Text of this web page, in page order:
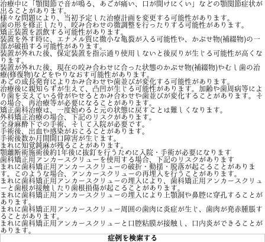
治療中に「顎関節で音が鳴る、あごが痛い、口が開けにくい」などの顎関節症状が
出ることがあります。
様々な問題により、当初予定した治療計画を変更する可能性があります。
歯の形を修正したり、咬み合わせの微調整を行ったりする可能性があります。
矯正装置を誤飲する可能性があります。
装置を外す時に、エナメル質に微小な亀裂が入る可能性や、かぶせ物(補綴物)の一
部が破損する可能性があります。
装置が外れた後、保定装置を指示通り使用しないと後戻りが生じる可能性が高くな
ります。
装置が外れた後、現在の咬み合わせに合った状態のかぶせ物(補綴物)やむし歯の治
療(修復物)などをやりなおす可能性があります。
あごの成長発育によりかみ合わせや歯並びが変化する可能性があります。
治療後に親知らずが生えて、凸凹が生じる可能性があります。加齢や歯周病等によ
り歯を支えている骨がやせるとかみ合わせや歯並びが変化することがあります。そ
の場合、再治療等が必要になることがあります。
矯正歯科治療は、一度始めると元の状態に戻すことは難しくなります。
外科矯正治療の場合、下記のリスクがあります。
全身麻酔下での手術、そして入院が必要です。
手術後、出血や感染がおこることがあります。
手術後数か月間開口障害が生じます。
まれに知覚鈍麻が残ることがあります。
顎離断術施術後約1年後に抜釘を行うために入院・手術が必要になります
歯科矯正用アンカースクリューを使用する場合、下記のリスクがあります
まれに歯科矯正用アンカースクリューの破折・動揺・脱落が起こることがありま
す。このような場合、アンカースクリューの再埋入を行うことがあります。
まれに歯科矯正用アンカースクリューの埋入により、歯科矯正用アンカースクリュ
ーと歯根が接触したり歯根損傷が起こることがあります。
まれに歯科矯正用アンカースクリューの埋入により上顎洞や鼻腔に穿孔することが
あります。
まれに歯科矯正用アンカースクリュー周囲の歯肉に炎症が生じ、歯肉が発赤腫脹す
ることがあります。
まれに歯科矯正用アンカースクリューと口腔粘膜が接触し、口内炎ができることが
あります。
症例を検索する